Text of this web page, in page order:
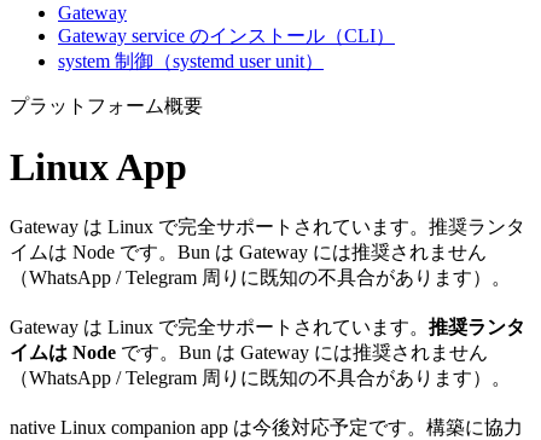
Gateway
Gateway service のインストール（CLI）
system 制御（systemd user unit）
プラットフォーム概要
Linux App
Gateway は Linux で完全サポートされています。推奨ランタ
イムは Node です。Bun は Gateway には推奨されません
（WhatsApp / Telegram 周りに既知の不具合があります）。
Gateway は Linux で完全サポートされています。 推奨ランタ
イムは Node です。Bun は Gateway には推奨されません
（WhatsApp / Telegram 周りに既知の不具合があります）。
native Linux companion app は今後対応予定です。構築に協力